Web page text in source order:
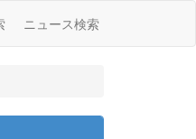
ニュース検索